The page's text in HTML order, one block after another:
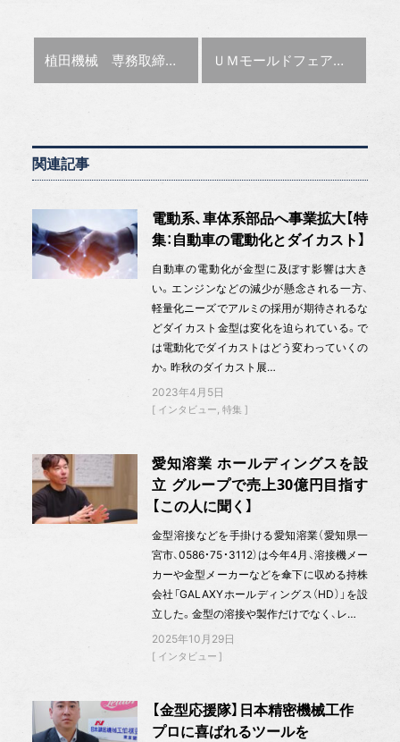
前の記事 :
植田機械 専務取締役営業本部長世古秀人氏に聞く−金型業界の未来− 次の記事 :
ＵＭモールドフェア１月27・28日インテックス大阪
関連記事
電動系、車体系部品へ事業拡大【特
集：自動車の電動化とダイカスト】
自動車の電動化が金型に及ぼす影響は大き
い。エンジンなどの減少が懸念される一方、
軽量化ニーズでアルミの採用が期待されるな
どダイカスト金型は変化を迫られている。で
は電動化でダイカストはどう変わっていくの
か。昨秋のダイカスト展…
2023年4月5日
インタビュー 特集
愛知溶業 ホールディングスを設
立 グループで売上30億円目指す
【この人に聞く】
金型溶接などを手掛ける愛知溶業（愛知県一
宮市、0586・75・3112）は今年4月、溶接機メー
カーや金型メーカーなどを傘下に収める持株
会社「GALAXYホールディングス（HD）」を設
立した。金型の溶接や製作だけでなく、レ…
2025年10月29日
インタビュー
【金型応援隊】日本精密機械工作
プロに喜ばれるツールを